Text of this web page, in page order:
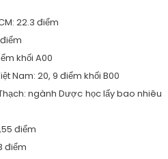
22.3 điểm
khối A00
Nam: 20, 9 điểm khối B00
ngành Dược học lấy bao nhiêu
điểm
điểm